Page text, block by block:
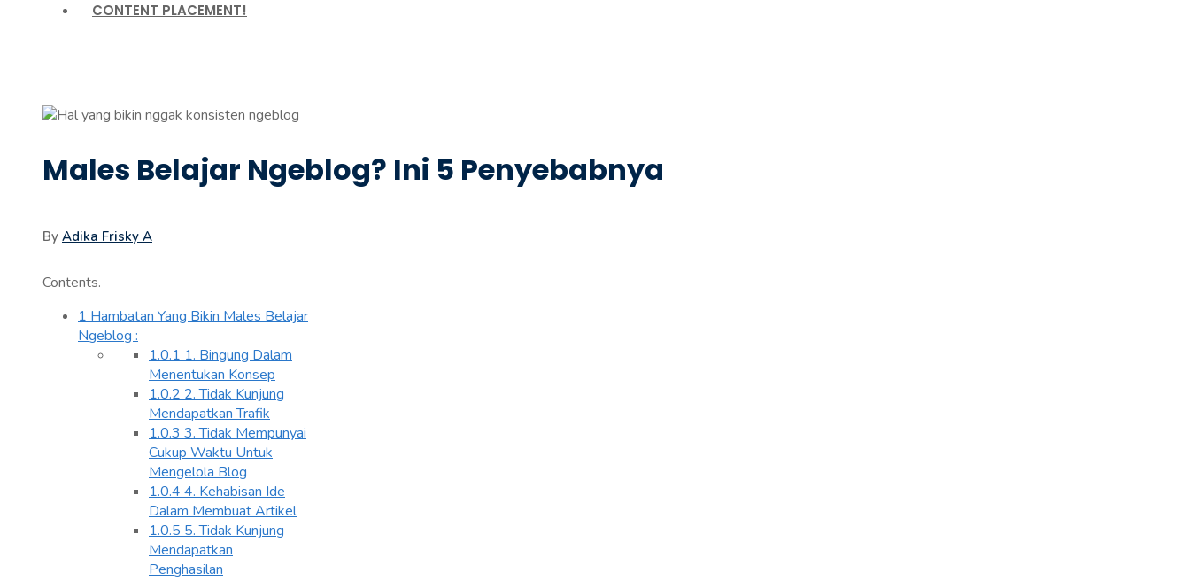
CONTENT PLACEMENT!
Males Belajar Ngeblog? Ini 5 Penyebabnya
By Adika Frisky A
Contents.
1 Hambatan Yang Bikin Males Belajar
Ngeblog :
1.0.1 1. Bingung Dalam
Menentukan Konsep
1.0.2 2. Tidak Kunjung
Mendapatkan Trafik
1.0.3 3. Tidak Mempunyai
Cukup Waktu Untuk
Mengelola Blog
1.0.4 4. Kehabisan Ide
Dalam Membuat Artikel
1.0.5 5. Tidak Kunjung
Mendapatkan
Penghasilan